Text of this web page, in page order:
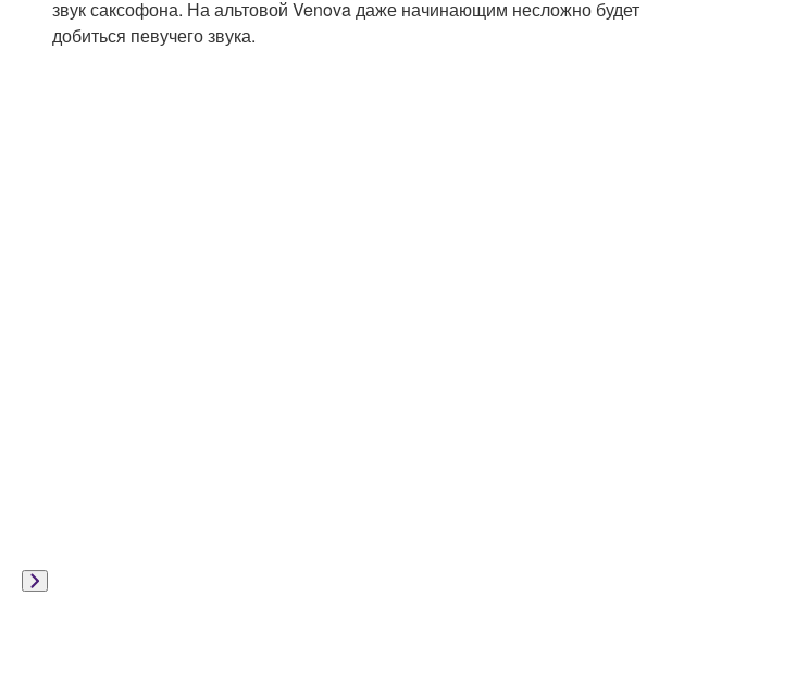
звук саксофона. На альтовой Venova даже начинающим несложно будет
добиться певучего звука.